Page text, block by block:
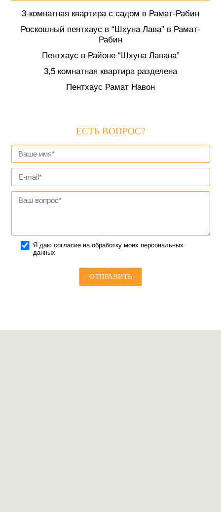
3-комнатная квартира с садом в Рамат-Рабин
Роскошный пентхаус в “Шхуна Лава” в Рамат-
Рабин
Пентхаус в Районе “Шхуна Лавана”
3,5 комнатная квартира разделена
Пентхаус Рамат Навон
ЕСТЬ ВОПРОС?
Я даю согласие на обработку моих персональных
данных